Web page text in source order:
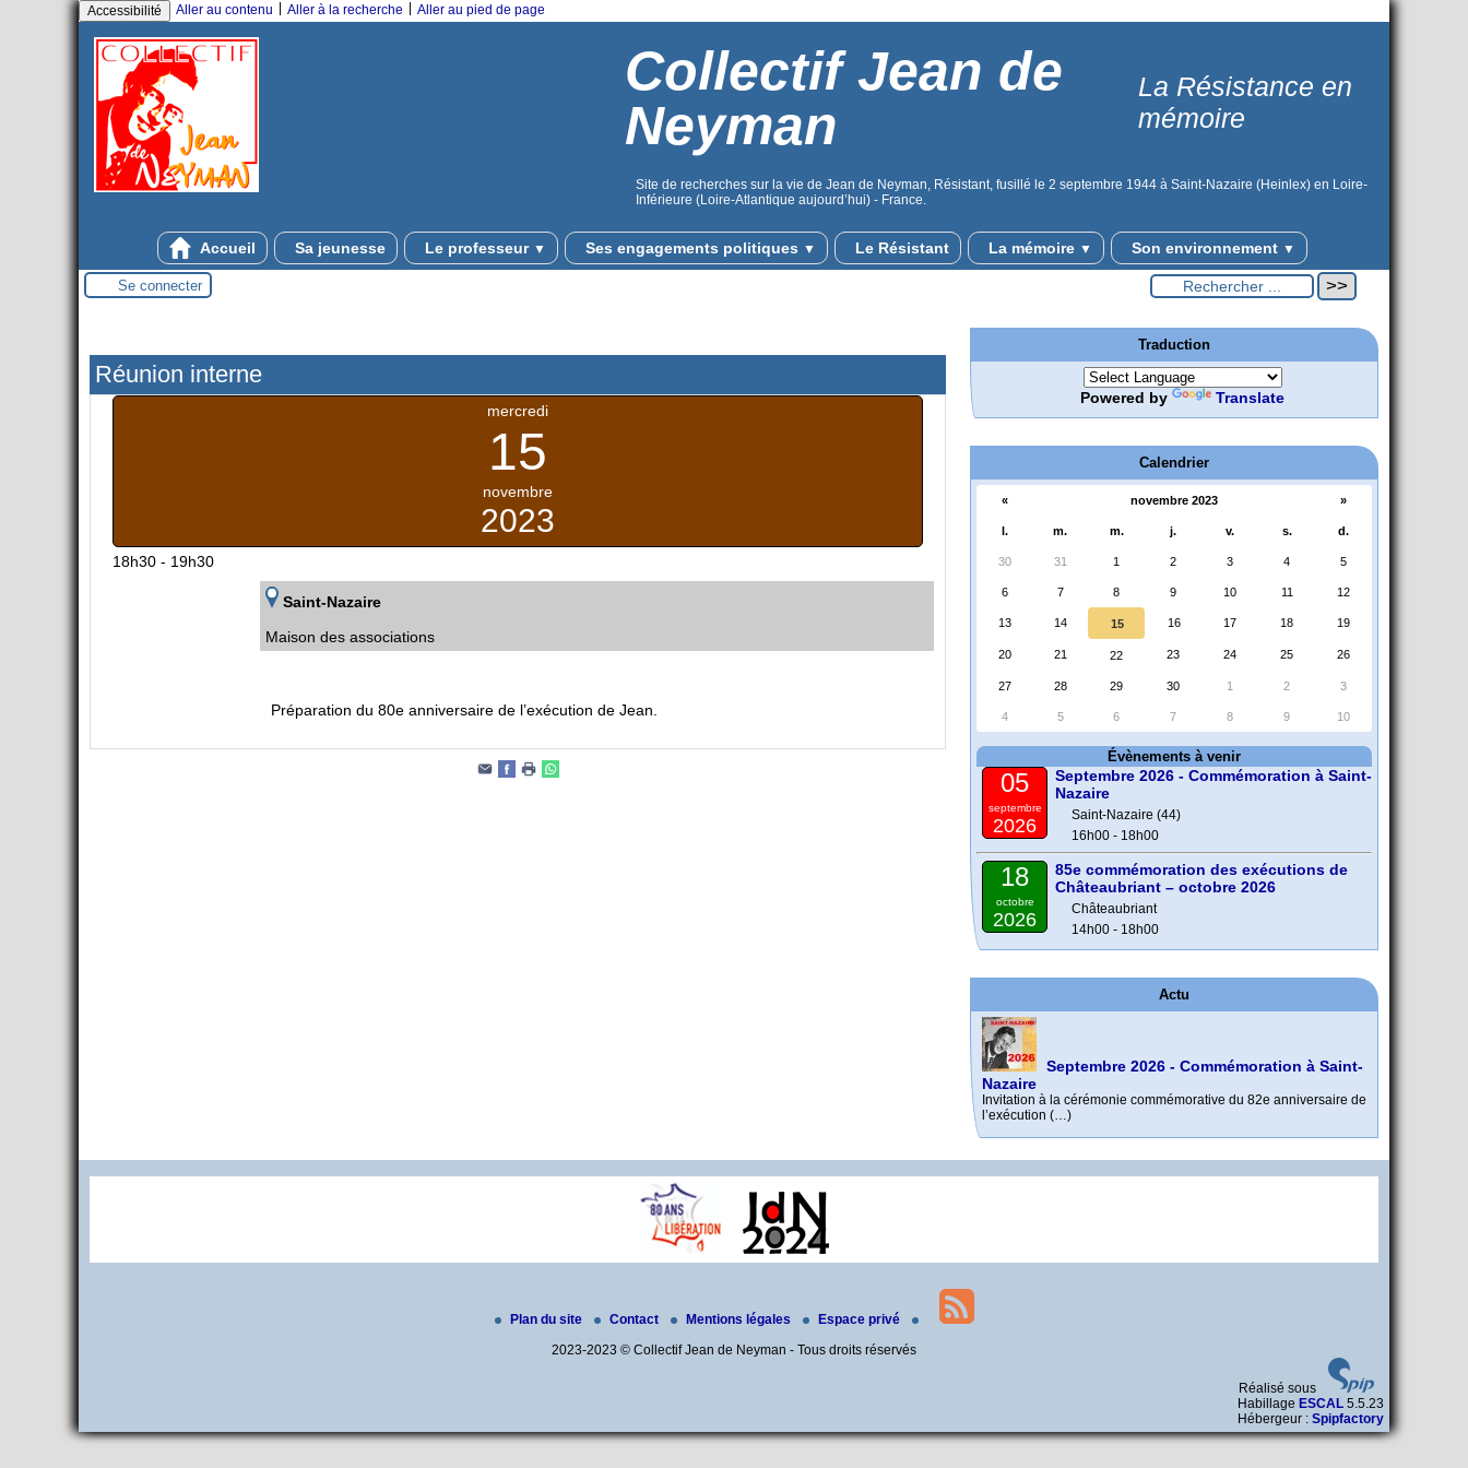
Accessibilité Aller au contenu Aller à la recherche Aller au pied de page
Collectif Jean de
Neyman
La Résistance en
mémoire
Site de recherches sur la vie de Jean de Neyman, Résistant, fusillé le 2 septembre 1944 à Saint-Nazaire (Heinlex) en Loire-
Inférieure (Loire-Atlantique aujourd’hui) - France.
Accueil Sa jeunesse Le professeur ▼ Ses engagements politiques ▼ Le Résistant La mémoire ▼ Son environnement ▼
Se connecter
Réunion interne
mercredi
15
novembre
2023
18h30 - 19h30
Saint-Nazaire
Maison des associations
Préparation du 80e anniversaire de l’exécution de Jean.
Traduction
Powered by Translate
Calendrier
« novembre 2023 »
l. m. m. j. v. s. d.
30 31 1 2 3 4 5
6 7 8 9 10 11 12
13 14 15 16 17 18 19
20 21 22 23 24 25 26
27 28 29 30 1 2 3
4 5 6 7 8 9 10
Évènements à venir
05
septembre
2026
Septembre 2026 - Commémoration à Saint-
Nazaire
Saint-Nazaire (44)
16h00 - 18h00
18
octobre
2026
85e commémoration des exécutions de
Châteaubriant – octobre 2026
Châteaubriant
14h00 - 18h00
Actu
Septembre 2026 - Commémoration à Saint-
Nazaire
Invitation à la cérémonie commémorative du 82e anniversaire de
l’exécution (…)
Palmarès C.N.R.D. 2025-2026
85 commémoration des exécutions de
Mai 2026 - Commémoration à La Baule-
Plan du site Contact Mentions légales
Espace privé
2023-2023 © Collectif Jean de Neyman - Tous droits réservés
Réalisé sous
Habillage ESCAL 5.5.23
Hébergeur : Spipfactory